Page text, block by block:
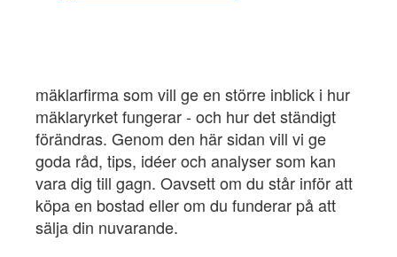
mäklarfirma som vill ge en större inblick i hur
mäklaryrket fungerar - och hur det ständigt
förändras. Genom den här sidan vill vi ge
goda råd, tips, idéer och analyser som kan
vara dig till gagn. Oavsett om du står inför att
köpa en bostad eller om du funderar på att
sälja din nuvarande.